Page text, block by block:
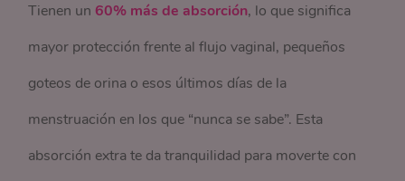
Tienen un60% más de absorción, lo que significa
mayor protección frente al flujo vaginal, pequeños
goteos de orina o esos últimos días de la
menstruación en los que “nunca se sabe”. Esta
absorción extra te da tranquilidad para moverte con